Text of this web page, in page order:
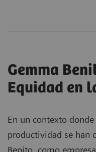
Gemma
Equidad en
En un contexto
productividad se han
Benito, como